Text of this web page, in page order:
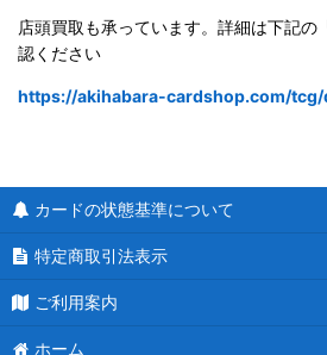
店頭買取も承っています。詳細は下記の
認ください
https://akihabara-cardshop.com/
カードの状態基準について
特定商取引法表示
ご利用案内
ホーム